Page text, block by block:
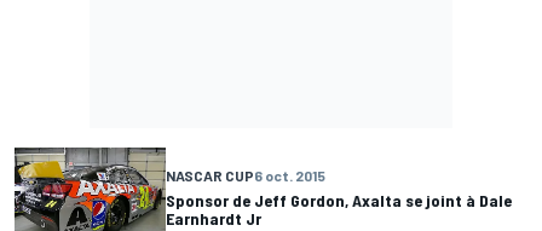
NASCAR CUP6 oct. 2015
Sponsor de Jeff Gordon, Axalta se joint à Dale
Earnhardt Jr